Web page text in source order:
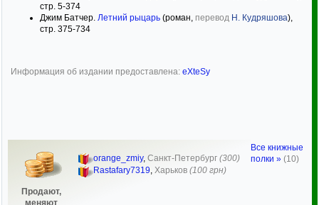
стр. 5-374
Джим Батчер. Летний рыцарь (роман, перевод Н. Кудряшова),
стр. 375-734
Информация об издании предоставлена: eXteSy
Продают,
меняют
orange_zmiy, Санкт-Петербург (300)
Rastafary7319, Харьков (100 грн)
Все книжные
полки » (10)